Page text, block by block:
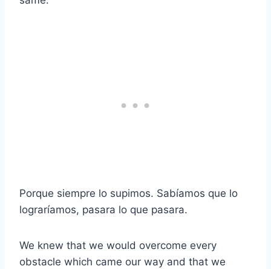
Porque siempre lo supimos. Sabíamos que lo
lograríamos, pasara lo que pasara.
We knew that we would overcome every
obstacle which came our way and that we